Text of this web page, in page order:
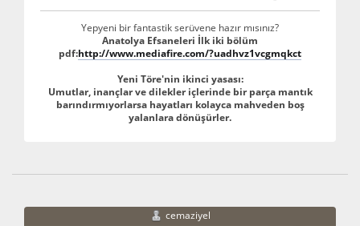
Yepyeni bir fantastik serüvene hazır mısınız?
Anatolya Efsaneleri İlk iki bölüm
pdf:http://www.mediafire.com/?uadhvz1vcgmqkct
Yeni Töre'nin ikinci yasası:
Umutlar, inançlar ve dilekler içlerinde bir parça mantık
barındırmıyorlarsa hayatları kolayca mahveden boş
yalanlara dönüşürler.
cemaziyel